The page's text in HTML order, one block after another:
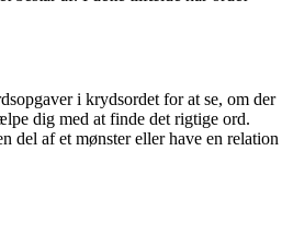
i krydsordet for at se, om der
dig med at finde det rigtige ord.
del af et mønster eller have en relation